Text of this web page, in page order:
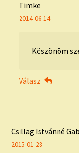
Timke
2014-06-14
Köszönöm
Válasz
Csillag Istvánné
2015-01-28